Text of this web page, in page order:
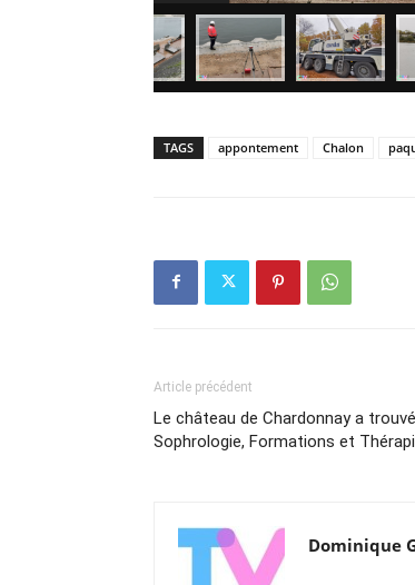
TAGS appontement Chalon
Article précédent
Le château de Chardonnay a
Sophrologie, Formations et
Dominique